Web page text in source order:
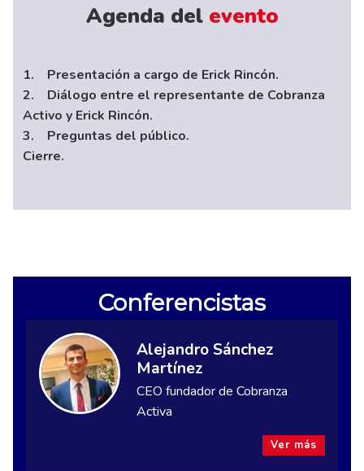
Agenda del evento
1. Presentación a cargo de Erick Rincón.
2. Diálogo entre el representante de Cobranza
Activo y Erick Rincón.
3. Preguntas del público.
Cierre.
Conferencistas
Alejandro Sánchez
Martínez
CEO fundador de Cobranza
Activa
Ver más